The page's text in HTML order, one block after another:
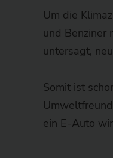
Um die
und Benziner
untersagt,
Somit ist
ein E-Auto